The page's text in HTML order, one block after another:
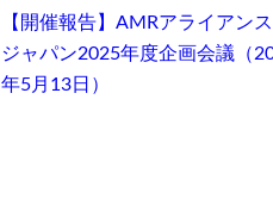
【開催報告】AMRアライアンス
ジャパン2025年度企画会議（
年5月13日）